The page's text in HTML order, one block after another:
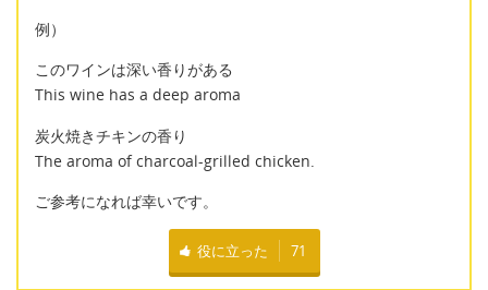
例）
このワインは深い香りがある
This wine has a deep aroma
炭火焼きチキンの香り
The aroma of charcoal-grilled chicken.
ご参考になれば幸いです。
役に立った 71